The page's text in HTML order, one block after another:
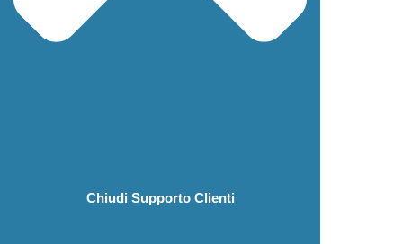
Chiudi Supporto Clienti